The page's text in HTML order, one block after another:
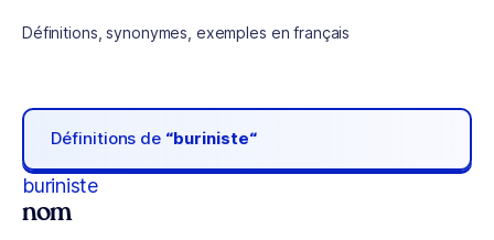
Définitions, synonymes, exemples en français
Définitions de “buriniste“
buriniste
nom